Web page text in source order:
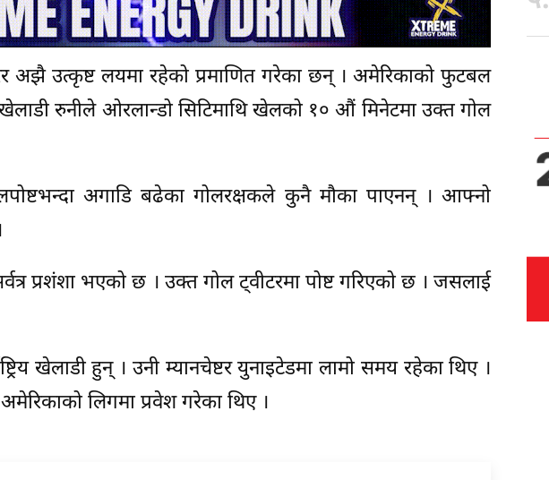
अझै उत्कृष्ट लयमा रहेको प्रमाणित गरेका छन् । अमेरिकाको फुटबल
खेलाडी रुनीले ओरलान्डो सिटिमाथि खेलको १० औं मिनेटमा उक्त गोल
अगाडि बढेका गोलरक्षकले कुनै मौका पाएनन् । आफ्नो
प्रशंशा भएको छ । उक्त गोल ट्वीटरमा पोष्ट गरिएको छ । जसलाई
खेलाडी हुन् । उनी म्यानचेष्टर युनाइटेडमा लामो समय रहेका थिए ।
लिगमा प्रवेश गरेका थिए ।